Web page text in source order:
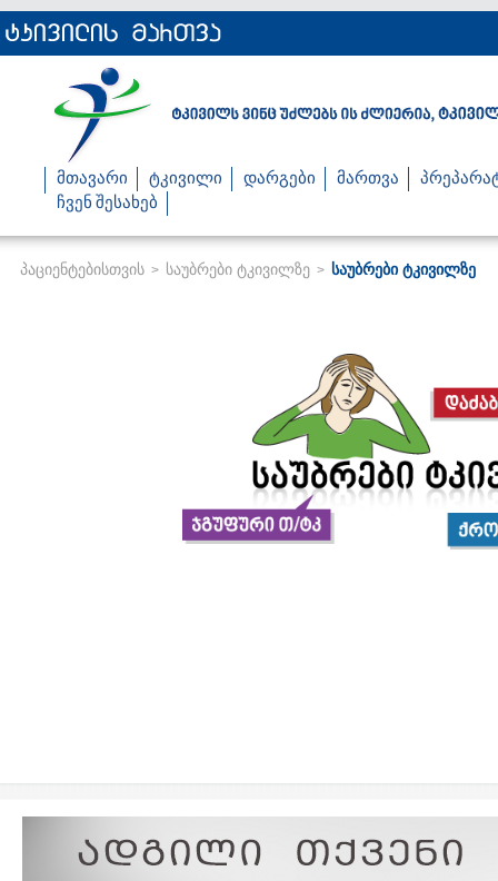
მთავარი ტკივილი დარგები მართვა
ჩვენ შესახებ
პაციენტებისთვის > საუბრები ტკივილზე > საუბრები ტკივილზე